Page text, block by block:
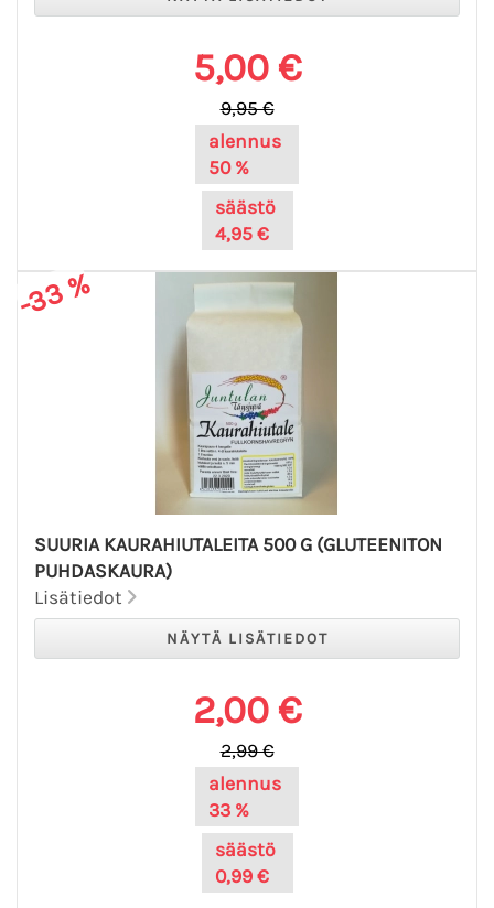
5,00 €
9,95 €
alennus
50 %
säästö
4,95 €
-33 %
SUURIA KAURAHIUTALEITA 500 G (GLUTEENITON
PUHDASKAURA)
Lisätiedot
2,00 €
2,99 €
alennus
33 %
säästö
0,99 €